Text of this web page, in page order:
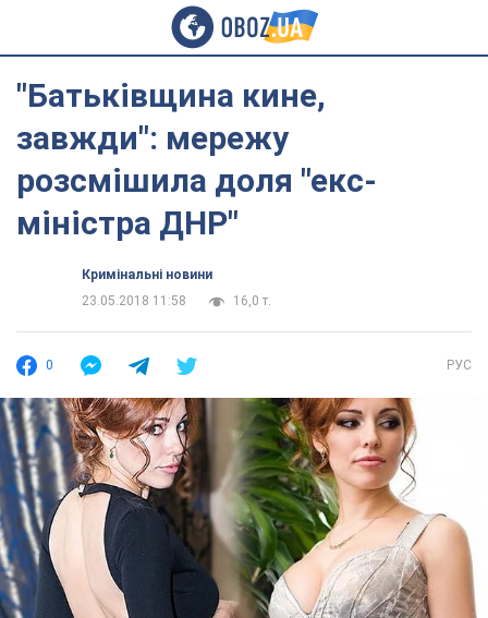
"Батьківщина кине,
завжди": мережу
розсмішила доля "екс-
міністра ДНР"
Кримінальні новини
23.05.2018 11:58
16,0 т.
0 РУС